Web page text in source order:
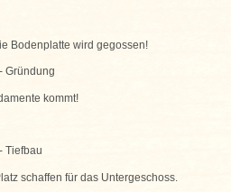
Bodenplatte wird gegossen!
kommt!
schaffen für das Untergeschoss.